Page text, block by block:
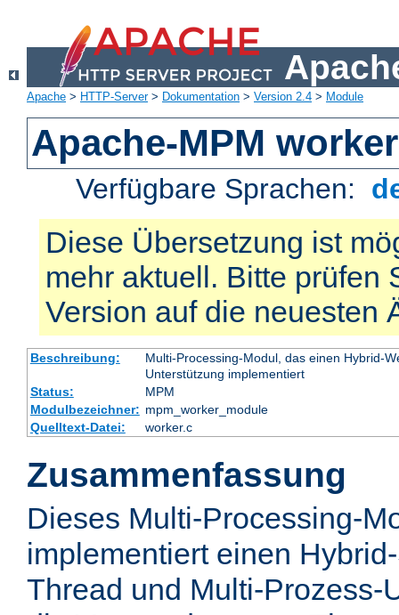
Apache > HTTP-Server> Dokumentation > Version 2.4 > Module
Apache-MPM worker
Verfügbare Sprachen:
Diese Übersetzung ist
mehr aktuell. Bitte prüfen
Version auf die neuesten
Beschreibung:
Multi-Processing-Modul, das einen Hybrid-
Unterstützung implementiert
Status:
MPM
Modulbezeichner: mpm_worker_module
Quelltext-Datei:
worker.c
Zusammenfassung
Dieses Multi-Processing-
implementiert einen
Thread und Multi-Prozess-